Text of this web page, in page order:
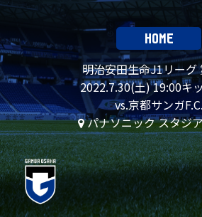
HOME
明治安田生命J1リーグ
2022.7.30(土) 19:00キ
vs.京都サンガF.C.
パナソニック スタジ